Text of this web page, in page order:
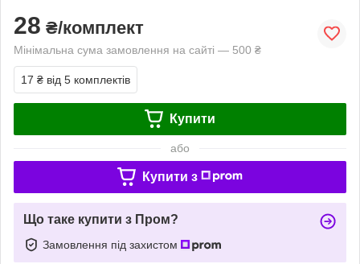
28 ₴/комплект
Мінімальна сума замовлення на сайті — 500 ₴
17 ₴ від 5 комплектів
Купити
або
Купити з
Що таке купити з Пром?
Замовлення під захистом